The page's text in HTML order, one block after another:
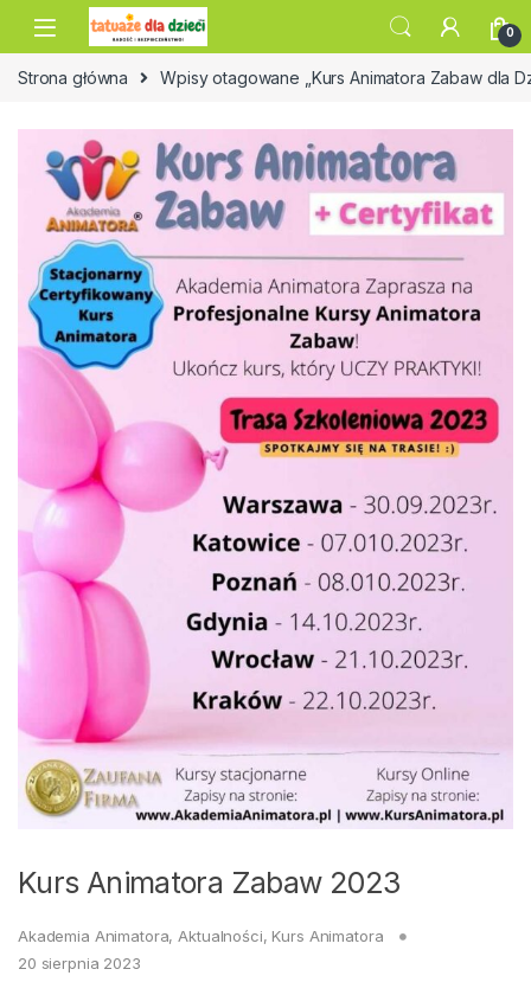
Skip to navigation
Skip to content
0
Strona główna Wpisy otagowane „Kurs Animatora Zabaw dla
Kurs Animatora Zabaw 2023
Akademia Animatora, Aktualności, Kurs Animatora
20 sierpnia 2023